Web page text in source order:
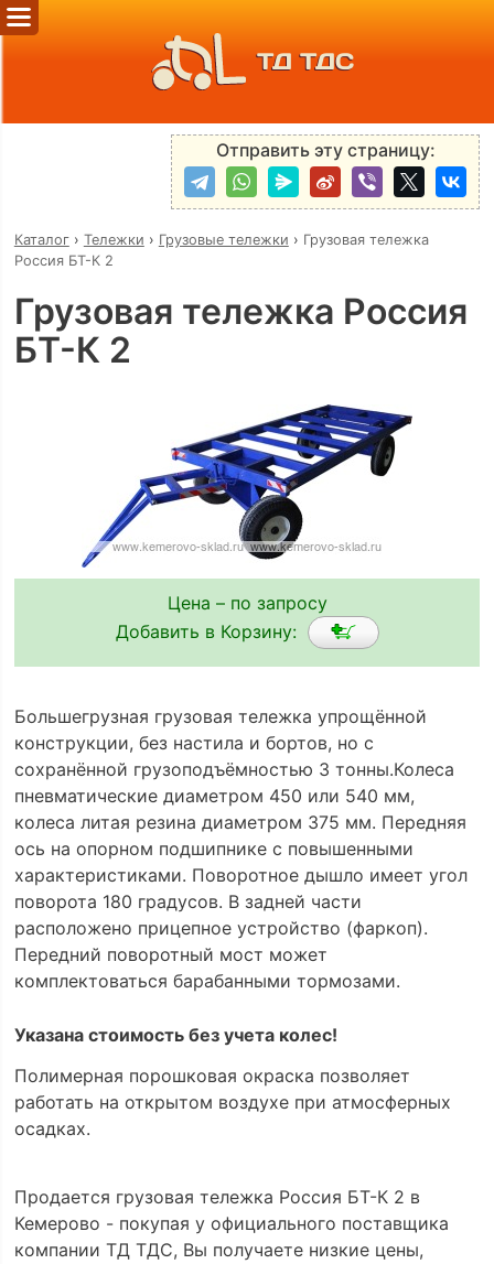
ТД ТДС
Отправить эту страницу:
Каталог› Тележки › Грузовые тележки › Грузовая тележка
Россия БТ-К 2
Грузовая тележка Россия
БТ-К 2
Цена – по запросу
Добавить в Корзину:
Большегрузная грузовая тележка упрощённой
конструкции, без настила и бортов, но с
сохранённой грузоподъёмностью 3 тонны.Колеса
пневматические диаметром 450 или 540 мм,
колеса литая резина диаметром 375 мм. Передняя
ось на опорном подшипнике с повышенными
характеристиками. Поворотное дышло имеет угол
поворота 180 градусов. В задней части
расположено прицепное устройство (фаркоп).
Передний поворотный мост может
комплектоваться барабанными тормозами.
Указана стоимость без учета колес!
Полимерная порошковая окраска позволяет
работать на открытом воздухе при атмосферных
осадках.
Продается грузовая тележка Россия БТ-К 2 в
Кемерово - покупая у официального поставщика
компании ТД ТДС, Вы получаете низкие цены,